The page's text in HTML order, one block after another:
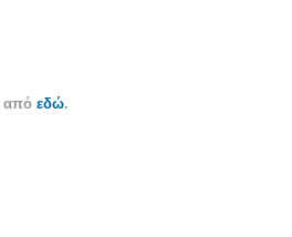
από εδώ.